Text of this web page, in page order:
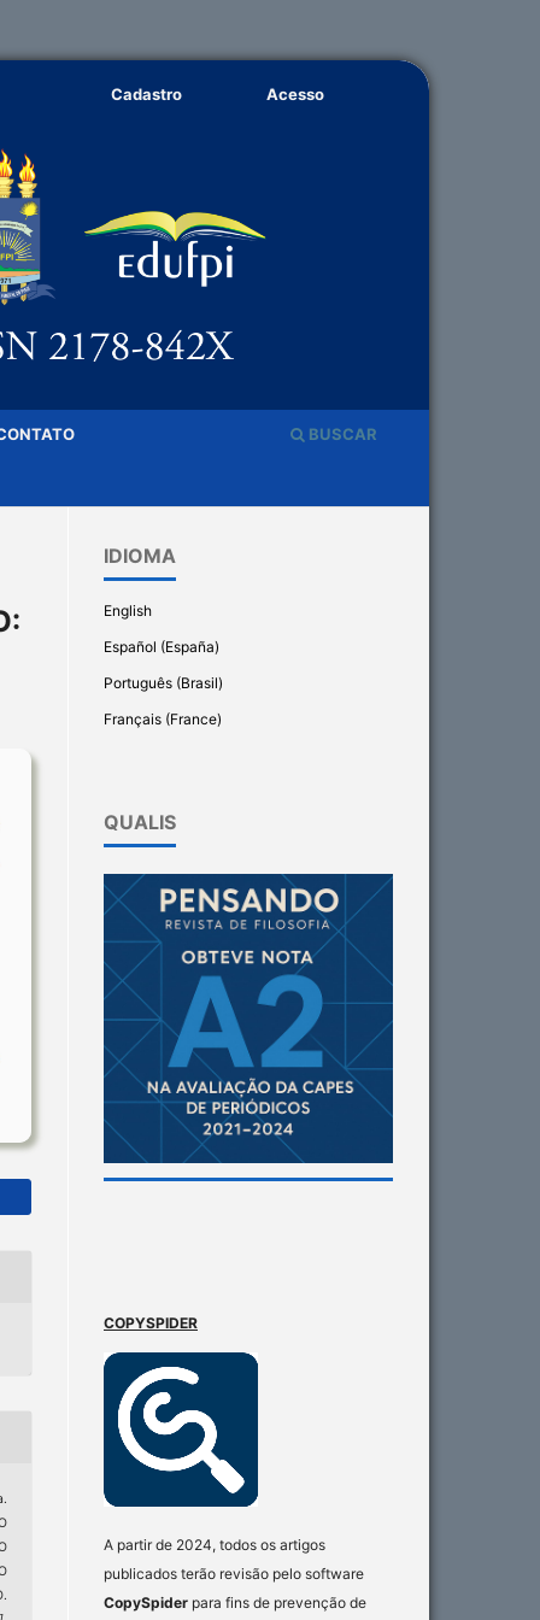
BUSCAR
Cadastro Acesso
IDIOMA
English
Español (España)
Português (Brasil)
Français (France)
QUALIS
COPYSPIDER
A partir de 2024, todos os artigos
publicados terão revisão pelo software
CopySpider para fins de prevenção de